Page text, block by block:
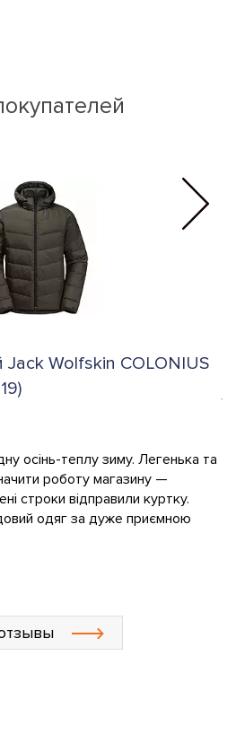
Wolfskin COLONIUS
осінь-теплу зиму. Легенька та
роботу магазину —
строки відправили куртку.
одяг за дуже приємною